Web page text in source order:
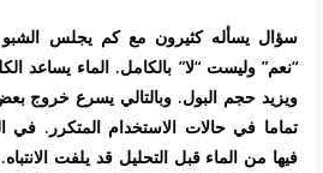
سؤال يسأله كثيرون مع كم يجلس
“نعم” وليست “لا” بالكامل. الماء يساعد
ويزيد حجم البول. وبالتالي يسرع خروج بعض
تماما في حالات الاستخدام المتكرر. في
فيها من الماء قبل التحليل قد يلفت